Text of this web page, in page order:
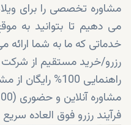
مشاوره تخصصی را برای
می دهیم تا بتوانید به
خدماتی که ما به شما
رزرو/خرید مستقیم از شرکت
راهنمایی 100% رایگان از مشاوران مجرب
مشاوره آنلاین و حضوری (100% رایگان)
فرآیند رزرو فوق العاده سریع